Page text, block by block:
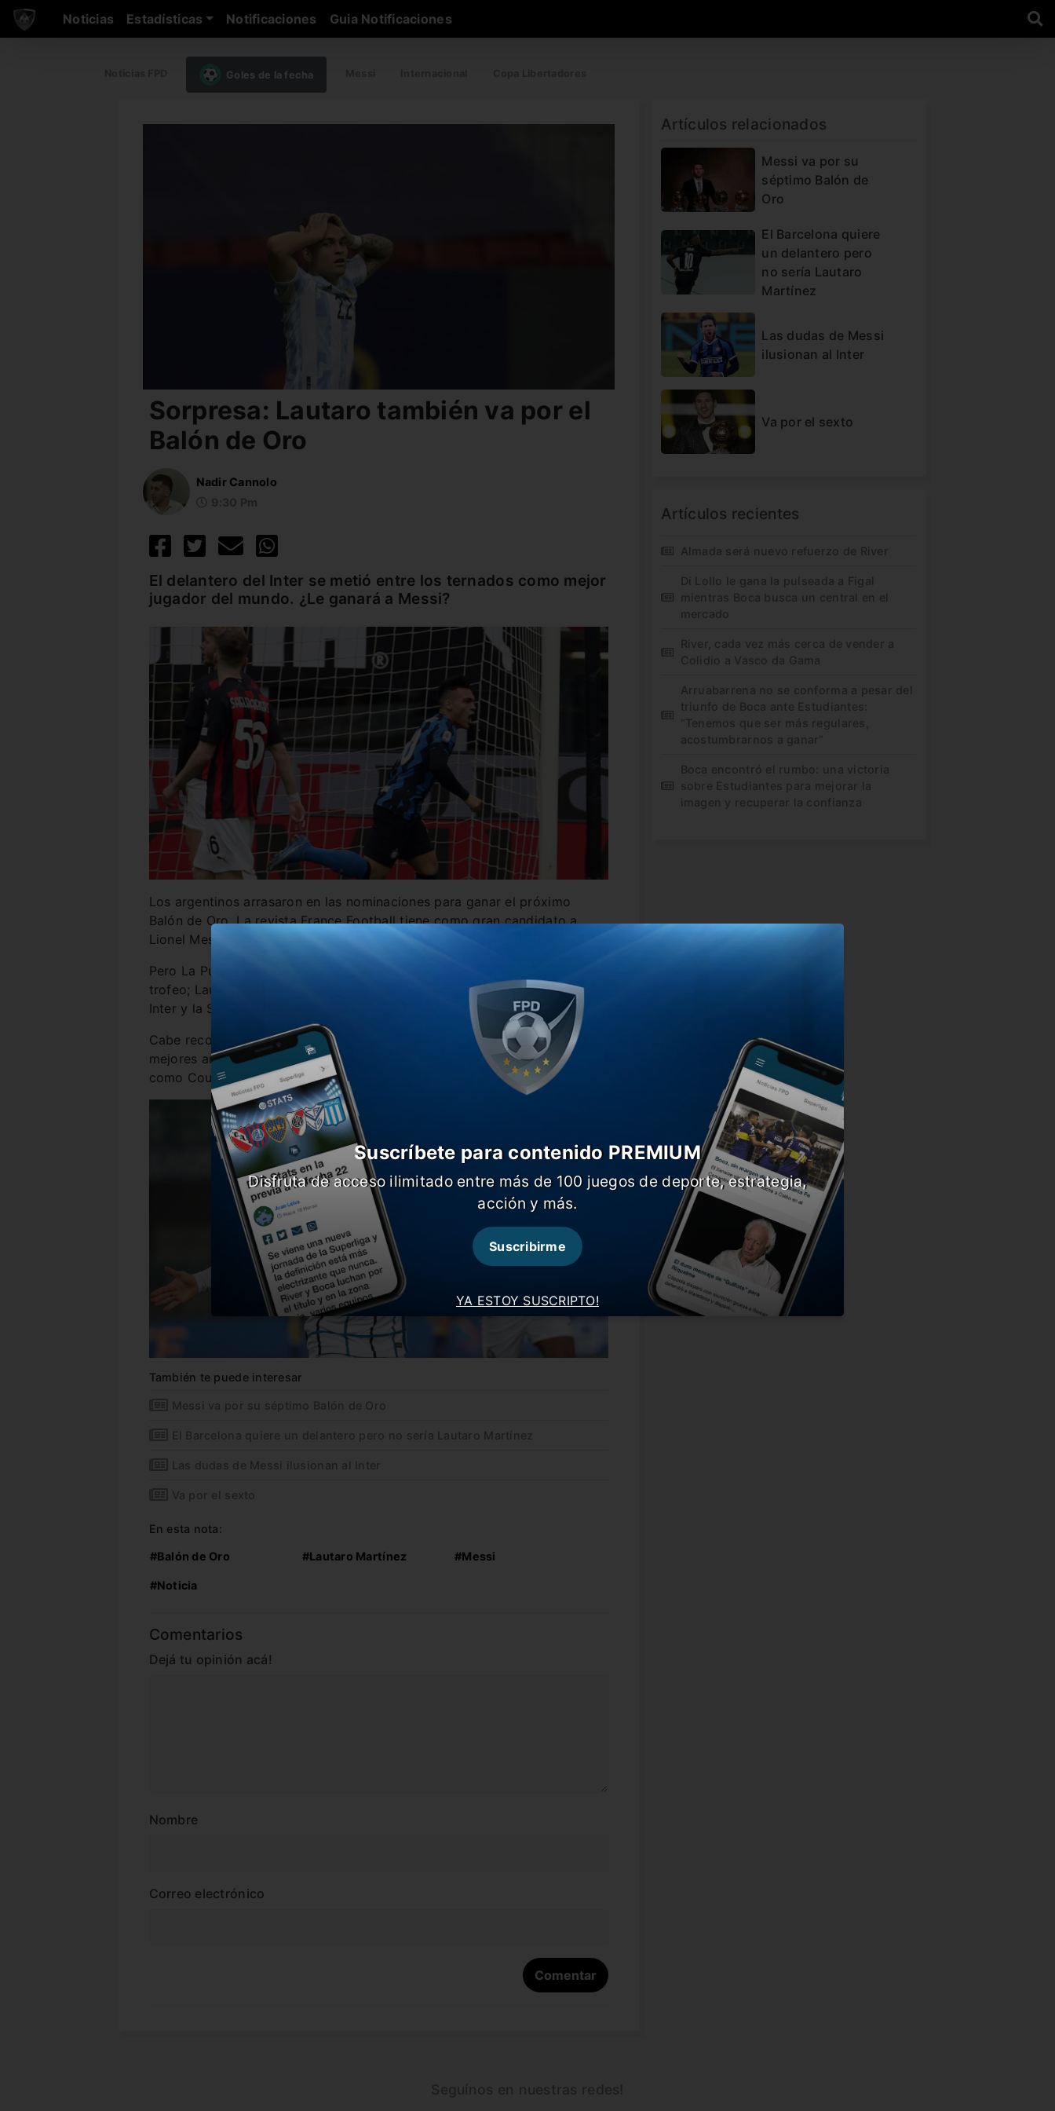
Noticias Estadísticas Notificaciones Guia Notificaciones
Goles de la fecha
Sorpresa: Lautaro también va por el
Balón de Oro
Nadir Cannolo
El delantero del Inter se metió entre los ternados como mejor
jugador del mundo. ¿Le ganará a Messi?
Los argentinos arrasaron en las nominaciones para ganar el próximo
Balón de Oro. La revista France Football tiene como gran candidato a
Lionel Messi para que se quede por séptima vez con el galardón.
Pero La Pulga no será el único albiceleste que pujará por el tan ansiado
trofeo; Lautaro Martínez también fue ternado por su gran presente en el
Inter y la Selección.
Cabe recordar que Emiliano Martínez fue elegido como uno de los
mejores arqueros e irá por el trofeo Yashin junto a grandes guardavallas
como Courtois, Handanovic, Mendy, entre otros.
También te puede interesar
Messi va por su séptimo Balón de Oro
El Barcelona quiere un delantero pero no sería Lautaro Martínez
Las dudas de Messi ilusionan al Inter
Va por el sexto
En esta nota:
#Balón de Oro #Lautaro Martínez #Messi
#Noticia
Comentarios
Dejá tu opinión acá!
Nombre
Correo electrónico
Artículos relacionados
Messi va por su
séptimo Balón de
Oro
El Barcelona quiere
un delantero pero
no sería Lautaro
Martínez
Las dudas de Messi
ilusionan al Inter
Va por el sexto
Artículos recientes
Almada será nuevo refuerzo de River
Di Lollo le gana la pulseada a Figal
mientras Boca busca un central en el
mercado
River, cada vez más cerca de vender a
Colidio a Vasco da Gama
Arruabarrena no se conforma a pesar del
triunfo de Boca ante Estudiantes:
“Tenemos que ser más regulares,
acostumbrarnos a ganar”
Boca encontró el rumbo: una victoria
sobre Estudiantes para mejorar la
imagen y recuperar la confianza
YA ESTOY SUSCRIPTO!
Suscríbete para contenido PREMIUM
Disfruta de acceso ilimitado entre más de 100 juegos de deporte, estrategia,
acción y más.
Suscribirme